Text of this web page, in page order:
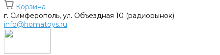
Корзина
г. Симферополь, ул. Объездная 10 (радиорынок)
info@homatoys.ru